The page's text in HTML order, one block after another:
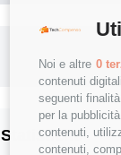
Noi e altre 0
contenuti
seguenti
per la
contenuti,
contenuti,
Statistiche